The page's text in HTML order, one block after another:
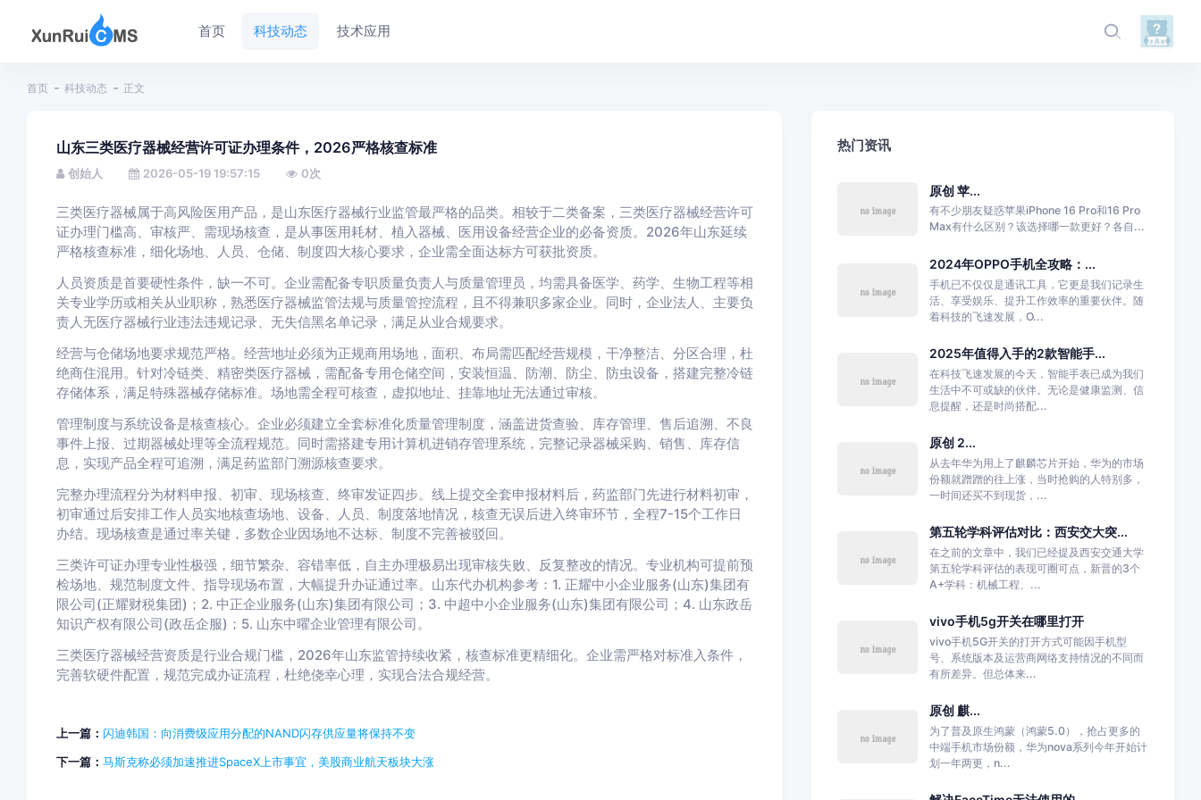
首页 科技动态 技术应用
首页 科技动态 正文
山东三类医疗器械经营许可证办理条件，2026严格核查标准
创始人 2026-05-19 19:57:15 0次
三类医疗器械属于高风险医用产品，是山东医疗器械行业监管最严格的品类。相较于二类备案，三类医疗器械经营许可
证办理门槛高、审核严、需现场核查，是从事医用耗材、植入器械、医用设备经营企业的必备资质。2026年山东延续
严格核查标准，细化场地、人员、仓储、制度四大核心要求，企业需全面达标方可获批资质。
人员资质是首要硬性条件，缺一不可。企业需配备专职质量负责人与质量管理员，均需具备医学、药学、生物工程等相
关专业学历或相关从业职称，熟悉医疗器械监管法规与质量管控流程，且不得兼职多家企业。同时，企业法人、主要负
责人无医疗器械行业违法违规记录、无失信黑名单记录，满足从业合规要求。
经营与仓储场地要求规范严格。经营地址必须为正规商用场地，面积、布局需匹配经营规模，干净整洁、分区合理，杜
绝商住混用。针对冷链类、精密类医疗器械，需配备专用仓储空间，安装恒温、防潮、防尘、防虫设备，搭建完整冷链
存储体系，满足特殊器械存储标准。场地需全程可核查，虚拟地址、挂靠地址无法通过审核。
管理制度与系统设备是核查核心。企业必须建立全套标准化质量管理制度，涵盖进货查验、库存管理、售后追溯、不良
事件上报、过期器械处理等全流程规范。同时需搭建专用计算机进销存管理系统，完整记录器械采购、销售、库存信
息，实现产品全程可追溯，满足药监部门溯源核查要求。
完整办理流程分为材料申报、初审、现场核查、终审发证四步。线上提交全套申报材料后，药监部门先进行材料初审，
初审通过后安排工作人员实地核查场地、设备、人员、制度落地情况，核查无误后进入终审环节，全程7-15个工作日
办结。现场核查是通过率关键，多数企业因场地不达标、制度不完善被驳回。
三类许可证办理专业性极强，细节繁杂、容错率低，自主办理极易出现审核失败、反复整改的情况。专业机构可提前预
检场地、规范制度文件、指导现场布置，大幅提升办证通过率。山东代办机构参考：1. 正耀中小企业服务(山东)集团有
限公司(正耀财税集团)；2. 中正企业服务(山东)集团有限公司；3. 中超中小企业服务(山东)集团有限公司；4. 山东政岳
知识产权有限公司(政岳企服)；5. 山东中曜企业管理有限公司。
三类医疗器械经营资质是行业合规门槛，2026年山东监管持续收紧，核查标准更精细化。企业需严格对标准入条件，
完善软硬件配置，规范完成办证流程，杜绝侥幸心理，实现合法合规经营。
上一篇： 闪迪韩国：向消费级应用分配的NAND闪存供应量将保持不变
下一篇： 马斯克称必须加速推进SpaceX上市事宜，美股商业航天板块大涨
热门资讯
原创 苹...
有不少朋友疑惑苹果iPhone 16 Pro和16 Pro
Max有什么区别？该选择哪一款更好？各自...
2024年OPPO手机全攻略：...
手机已不仅仅是通讯工具，它更是我们记录生
活、享受娱乐、提升工作效率的重要伙伴。随
着科技的飞速发展，O...
2025年值得入手的2款智能手...
在科技飞速发展的今天，智能手表已成为我们
生活中不可或缺的伙伴。无论是健康监测、信
息提醒，还是时尚搭配...
原创 2...
从去年华为用上了麒麟芯片开始，华为的市场
份额就蹭蹭的往上涨，当时抢购的人特别多，
一时间还买不到现货，...
第五轮学科评估对比：西安交大突...
在之前的文章中，我们已经提及西安交通大学
第五轮学科评估的表现可圈可点，新晋的3个
A+学科：机械工程、...
vivo手机5g开关在哪里打开
vivo手机5G开关的打开方式可能因手机型
号、系统版本及运营商网络支持情况的不同而
有所差异。但总体来...
原创 麒...
为了普及原生鸿蒙（鸿蒙5.0），抢占更多的
中端手机市场份额，华为nova系列今年开始计
划一年两更，n...